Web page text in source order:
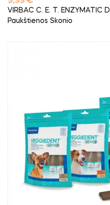
VIRBAC C. E. T. ENZYMATIC
Paukštienos Skonio